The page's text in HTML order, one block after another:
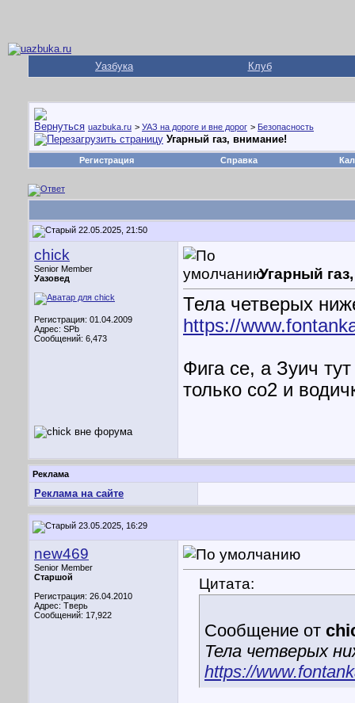
Уазбука Клуб
uazbuka.ru > УАЗ на дороге и вне дорог > Безопасность
Угарный газ, внимание!
Регистрация Справка
22.05.2025, 21:50
chick
Senior Member
Уазовед
Регистрация: 01.04.2009
Адрес: SPb
Сообщений: 6,473
Угарный
Тела четверых
https://
Фига се, а Зуич
только со2 и
Реклама
Реклама на сайте
23.05.2025, 16:29
new469
Senior Member
Старшой
Регистрация: 26.04.2010
Адрес: Тверь
Сообщений: 17,922
Цитата:
Сообщение от
Тела четверых
https://